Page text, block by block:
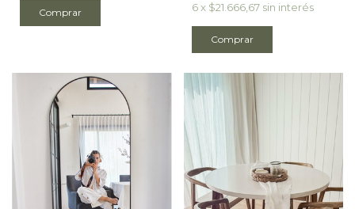
Comprar 6 x $21.666,67 sin interés
Comprar